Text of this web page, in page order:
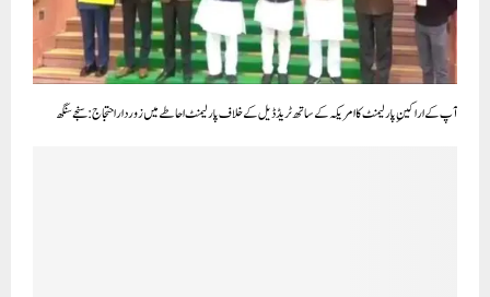
آپ کے اراکینِ پارلیمنٹ کا امریکہ کے ساتھ ٹریڈ ڈیل کے خلاف پارلیمنٹ احاطے میں زوردار احتجاج: سنجے سنگھ